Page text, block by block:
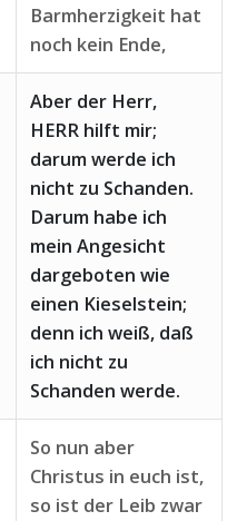
Barmherzigkeit hat
noch kein Ende,
Aber der Herr,
HERR hilft mir;
darum werde ich
nicht zu Schanden.
Darum habe ich
mein Angesicht
dargeboten wie
einen Kieselstein;
denn ich weiß, daß
ich nicht zu
Schanden werde.
So nun aber
Christus in euch ist,
so ist der Leib zwar